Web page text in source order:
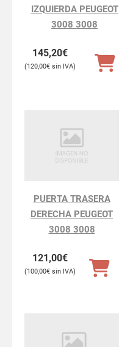
IZQUIERDA PEUGEOT
3008 3008
145,20€
120,00€
PUERTA TRASERA
DERECHA PEUGEOT
3008 3008
121,00€
100,00€